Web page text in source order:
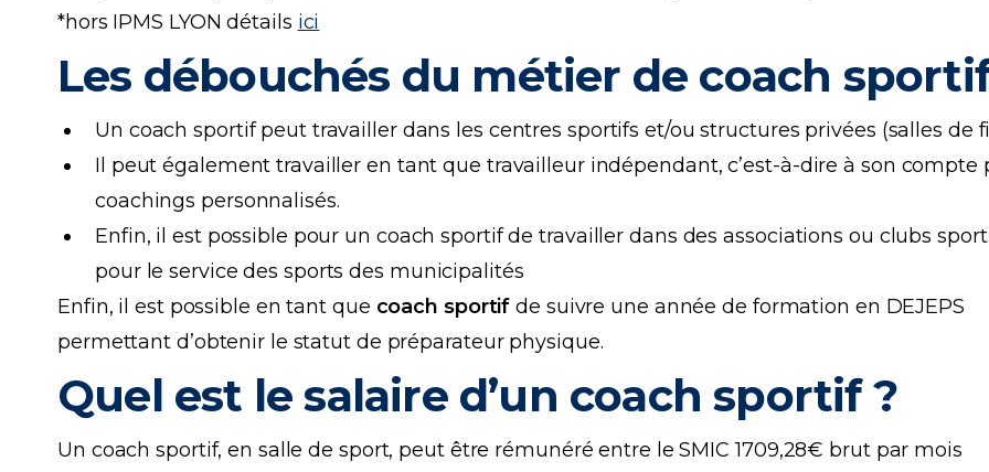
*hors IPMS LYON détails ici
Les débouchés du métier de coach
Un coach sportif peut travailler dans les centres sportifs et/ou structures privées (salles de
Il peut également travailler en tant que travailleur indépendant, c’est-à-dire à son compte
coachings personnalisés.
Enfin, il est possible pour un coach sportif de travailler dans des associations ou clubs
pour le service des sports des municipalités
Enfin, il est possible en tant que coach sportif de suivre une année de formation en DEJEPS
permettant d’obtenir le statut de préparateur physique.
Quel est le salaire d’un coach sportif ?
Un coach sportif, en salle de sport, peut être rémunéré entre le SMIC 1709,28€ brut par mois